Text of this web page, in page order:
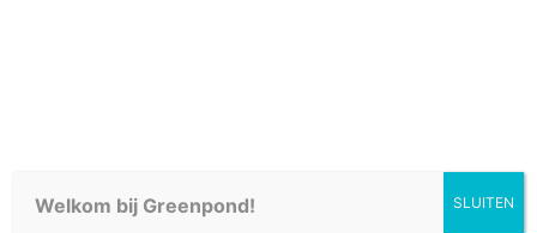
Welkom bij Greenpond!
SLUITEN